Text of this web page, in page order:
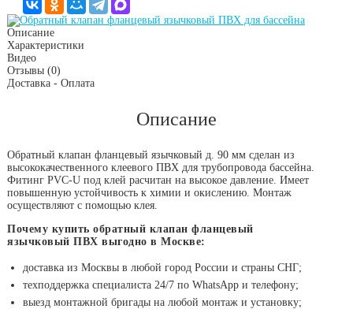
Описание
Характеристики
Видео
Отзывы (0)
Доставка - Оплата
Описание
Обратный клапан фланцевый язычковый д. 90 мм сделан из
высококачественного клеевого ПВХ для трубопровода бассейна.
Фитинг PVC-U под клей расчитан на высокое давление. Имеет
повышенную устойчивость к химии и окислению. Монтаж
осуществляют с помощью клея.
Почему купить обратный клапан фланцевый
язычковый ПВХ выгодно в Москве:
доставка из Москвы в любой город России и страны СНГ;
техподдержка специалиста 24/7 по WhatsApp и телефону;
выезд монтажной бригады на любой монтаж и установку;